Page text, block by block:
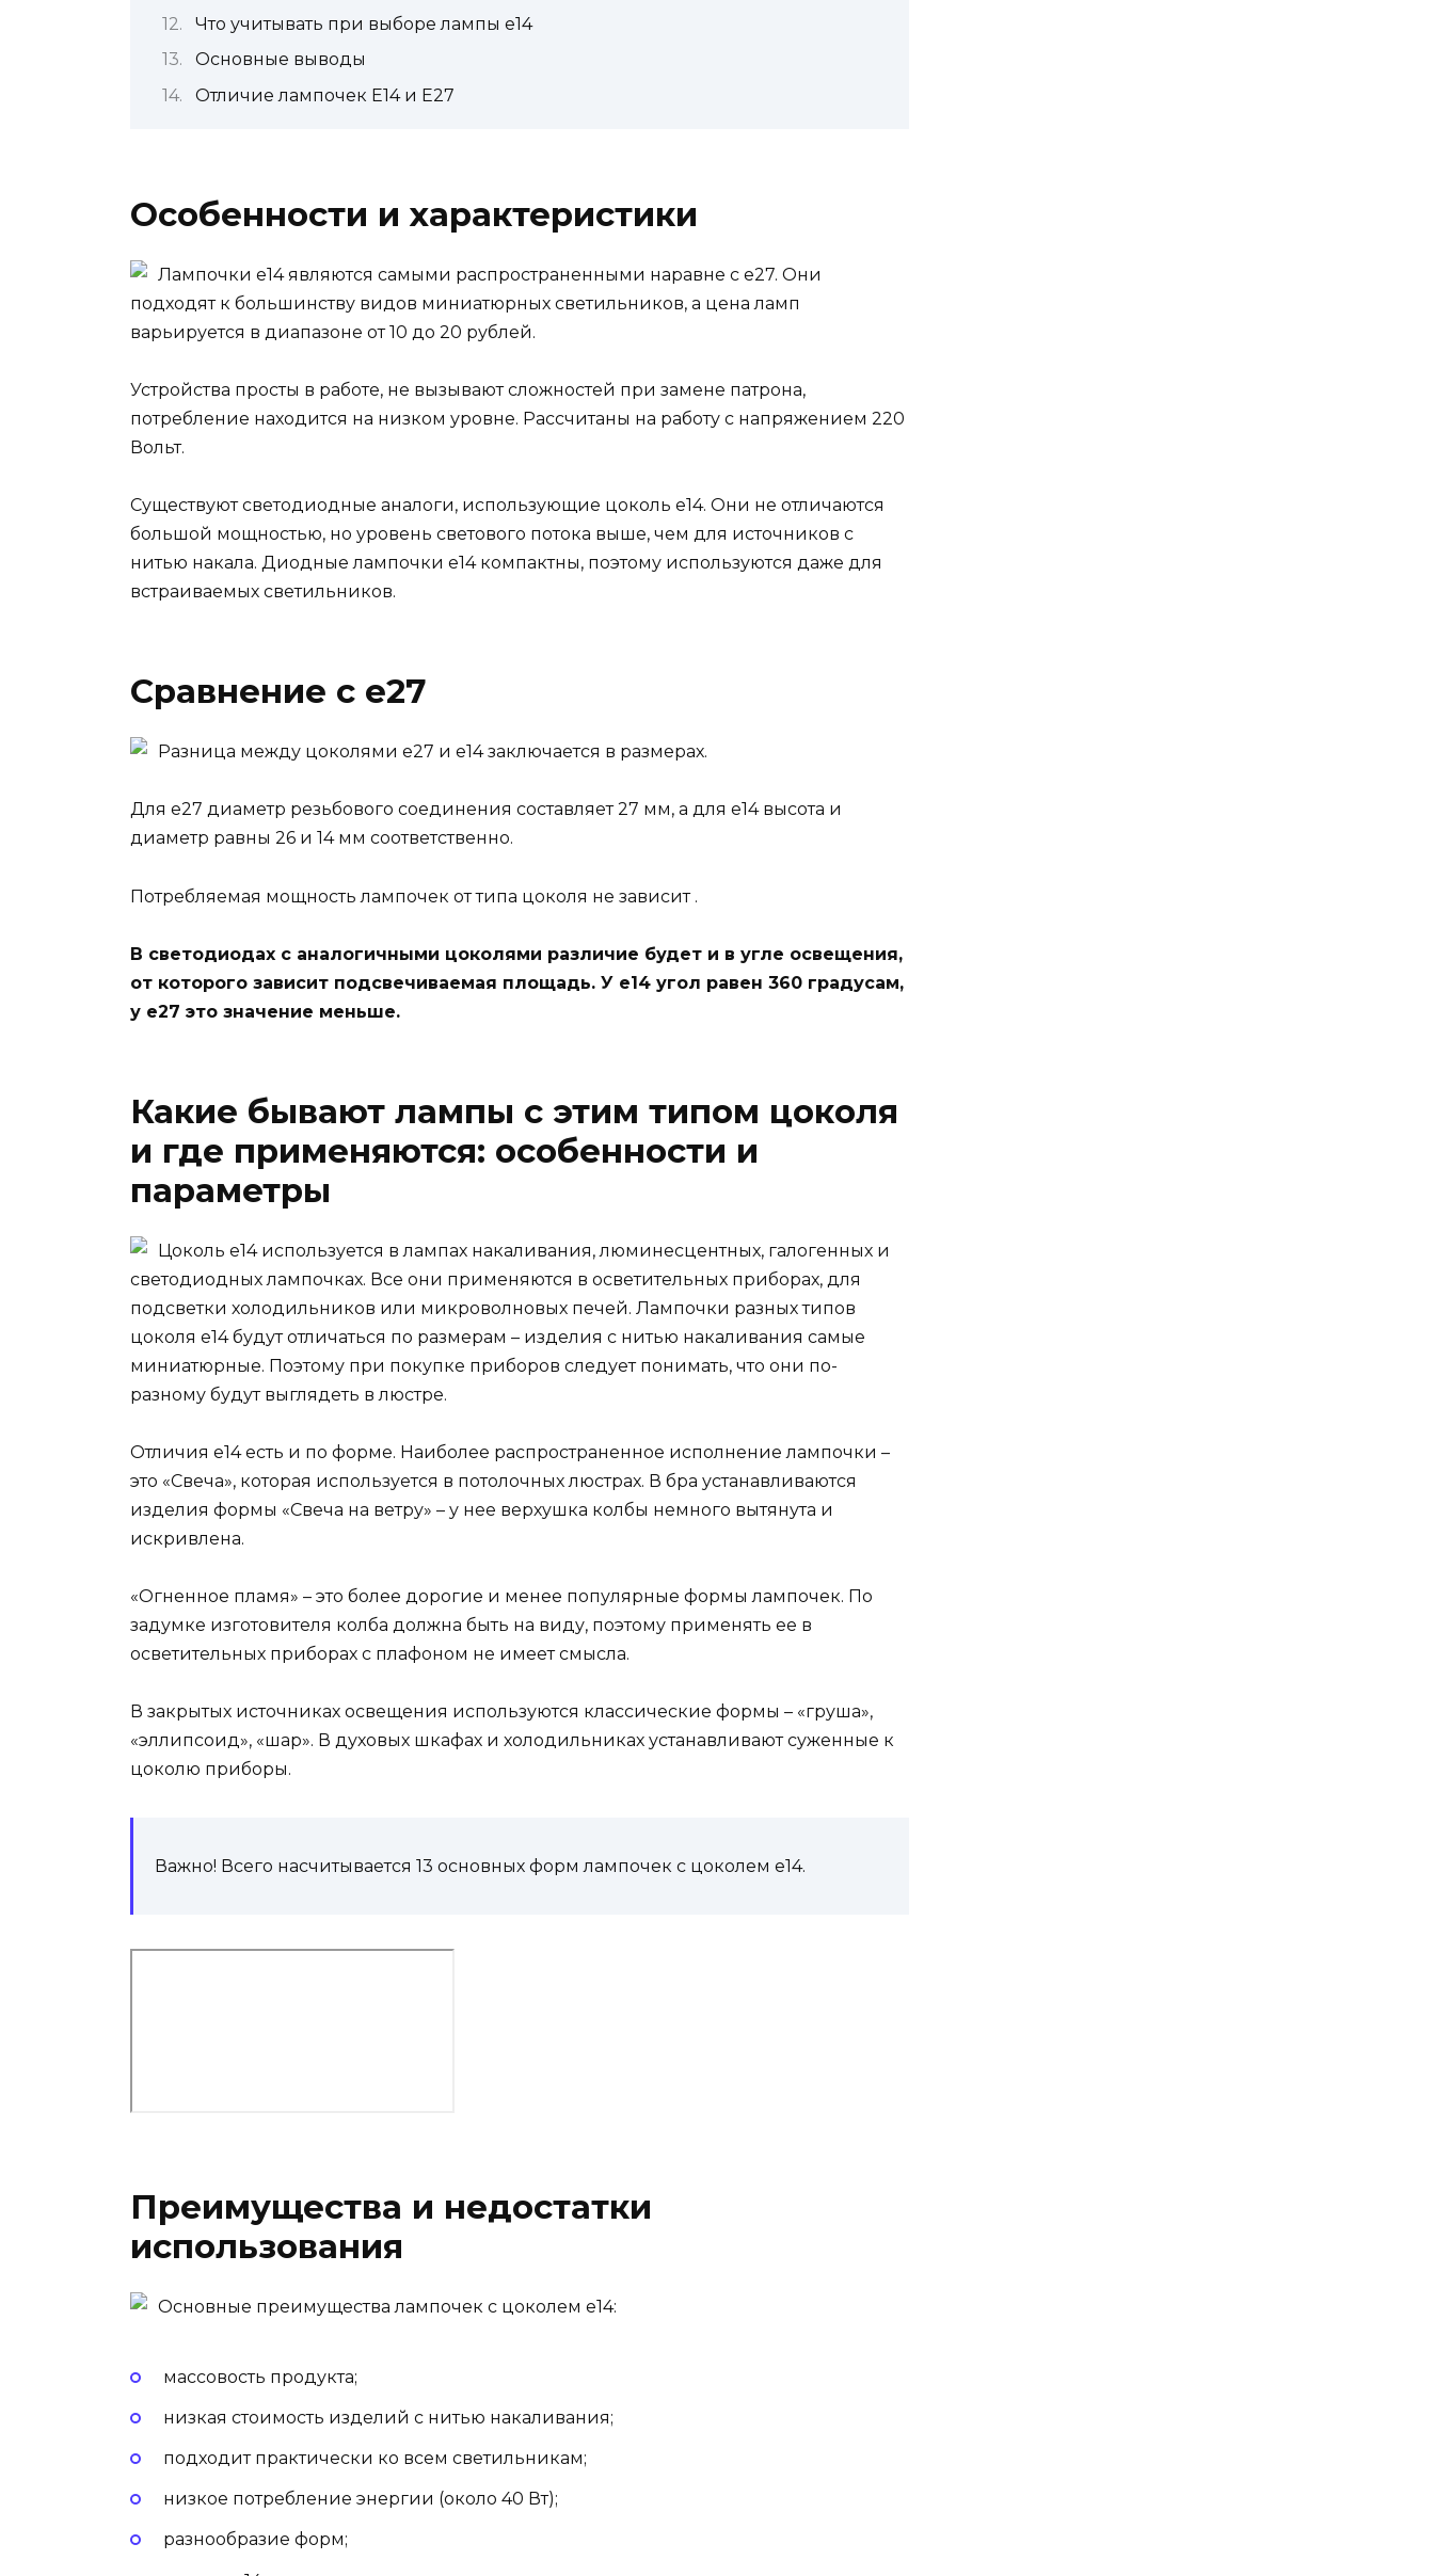
Что учитывать при выборе лампы e14
Основные выводы
Отличие лампочек Е14 и Е27
Особенности и характеристики
Лампочки е14 являются самыми распространенными наравне с е27. Они
подходят к большинству видов миниатюрных светильников, а цена ламп
варьируется в диапазоне от 10 до 20 рублей.
Устройства просты в работе, не вызывают сложностей при замене патрона,
потребление находится на низком уровне. Рассчитаны на работу с напряжением 220
Вольт.
Существуют светодиодные аналоги, использующие цоколь е14. Они не отличаются
большой мощностью, но уровень светового потока выше, чем для источников с
нитью накала. Диодные лампочки е14 компактны, поэтому используются даже для
встраиваемых светильников.
Сравнение с e27
Разница между цоколями е27 и е14 заключается в размерах.
Для е27 диаметр резьбового соединения составляет 27 мм, а для е14 высота и
диаметр равны 26 и 14 мм соответственно.
Потребляемая мощность лампочек от типа цоколя не зависит .
В светодиодах с аналогичными цоколями различие будет и в угле освещения,
от которого зависит подсвечиваемая площадь. У е14 угол равен 360 градусам,
у е27 это значение меньше.
Какие бывают лампы с этим типом цоколя
и где применяются: особенности и
параметры
Цоколь е14 используется в лампах накаливания, люминесцентных, галогенных и
светодиодных лампочках. Все они применяются в осветительных приборах, для
подсветки холодильников или микроволновых печей. Лампочки разных типов
цоколя е14 будут отличаться по размерам – изделия с нитью накаливания самые
миниатюрные. Поэтому при покупке приборов следует понимать, что они по-
разному будут выглядеть в люстре.
Отличия е14 есть и по форме. Наиболее распространенное исполнение лампочки –
это «Свеча», которая используется в потолочных люстрах. В бра устанавливаются
изделия формы «Свеча на ветру» – у нее верхушка колбы немного вытянута и
искривлена.
«Огненное пламя» – это более дорогие и менее популярные формы лампочек. По
задумке изготовителя колба должна быть на виду, поэтому применять ее в
осветительных приборах с плафоном не имеет смысла.
В закрытых источниках освещения используются классические формы – «груша»,
«эллипсоид», «шар». В духовых шкафах и холодильниках устанавливают суженные к
цоколю приборы.
Важно! Всего насчитывается 13 основных форм лампочек с цоколем е14.
Преимущества и недостатки
использования
Основные преимущества лампочек с цоколем е14:
массовость продукта;
низкая стоимость изделий с нитью накаливания;
подходит практически ко всем светильникам;
низкое потребление энергии (около 40 Вт);
разнообразие форм;